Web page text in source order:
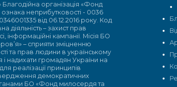
організація «Фонд
неприбутковості - 0036
від 06.12.2016 року. Код
діяльність – захист прав
інформаційні кампанії. Місія БО
– сприяти зміцненню
та прав людини в українському
і надихати громадян України на
для реалізації принципів
демократичних
БО «Фонд милосердя та